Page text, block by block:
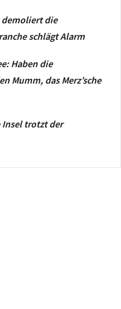
die
schlägt Alarm
Haben die
Mumm, das Merz’sche
Insel trotzt der